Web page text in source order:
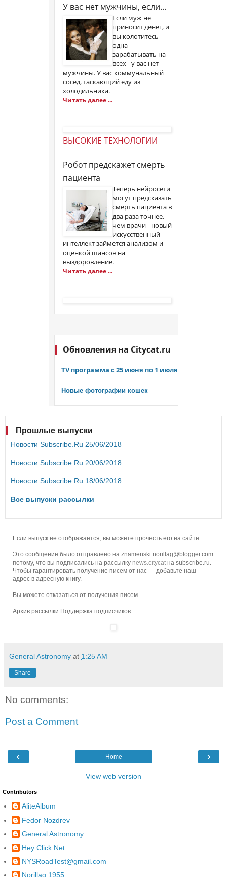
У вас нет мужчины, если...
Если муж не
приносит денег, и
вы колотитесь
одна
зарабатывать на
всех - у вас нет
мужчины. У вас коммунальный
сосед, таскающий еду из
холодильника.
Читать далее ...
ВЫСОКИЕ ТЕХНОЛОГИИ
Робот предскажет смерть
пациента
Теперь нейросети
могут предсказать
смерть пациента в
два раза точнее,
чем врачи - новый
искусственный
интеллект займется анализом и
оценкой шансов на
выздоровление.
Читать далее ...
Обновления на Citycat.ru
TV программа с 25 июня по 1 июля
Новые фотографии кошек
Прошлые выпуски
Новости Subscribe.Ru 25/06/2018
Новости Subscribe.Ru 20/06/2018
Новости Subscribe.Ru 18/06/2018
Все выпуски рассылки
Если выпуск не отображается, вы можете прочесть его на сайте
Это сообщение было отправлено на znamenski.norillag@blogger.com
потому, что вы подписались на рассылку news.citycat на subscribe.ru.
Чтобы гарантировать получение писем от нас — добавьте наш
адрес в адресную книгу.
Вы можете отказаться от получения писем.
Архив рассылки Поддержка подписчиков
General Astronomy at 1:25 AM
Share
No comments:
Post a Comment
‹ ›
Home
View web version
Contributors
AliteAlbum
Fedor Nozdrev
General Astronomy
Hey Click Net
NYSRoadTest@gmail.com
Norillag 1955